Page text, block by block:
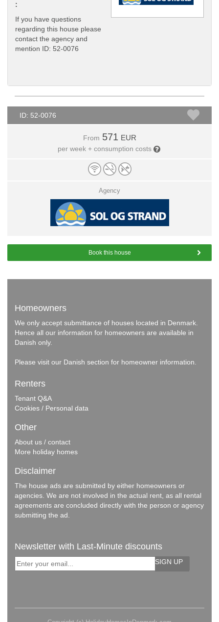
:
If you have questions
regarding this house please
contact the agency and
mention ID: 52-0076
ID: 52-0076
From 571 EUR
per week + consumption costs
Agency
Book this house
Homeowners
We only accept submittance of houses located in Denmark.
Hence all our information for homeowners are available in
Danish only.
Please visit our Danish section for homeowner information.
Renters
Tenant Q&A
Cookies / Personal data
Other
About us / contact
More holiday homes
Disclaimer
The house ads are submitted by either homeowners or
agencies. We are not involved in the actual rent, as all rental
agreements are concluded directly with the person or agency
submitting the ad.
Newsletter with Last-Minute discounts
SIGN UP